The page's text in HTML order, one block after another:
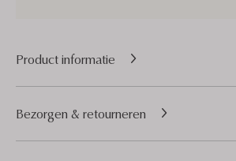
Product informatie
Bezorgen & retourneren